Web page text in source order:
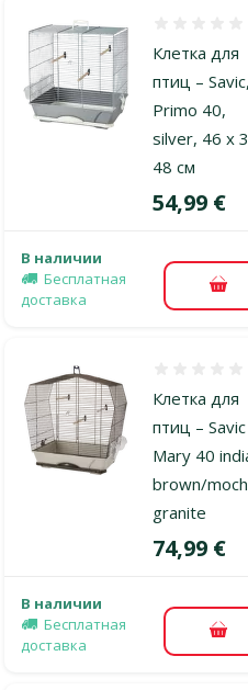
Клетка для
птиц –
Primo 40,
silver, 46 x
48 см
Цена
54,99 €
В наличии
Бесплатная
доставка
В
Клетка для
птиц – Savic
Mary 40
brown/
granite
Цена
74,99 €
В наличии
Бесплатная
доставка
В